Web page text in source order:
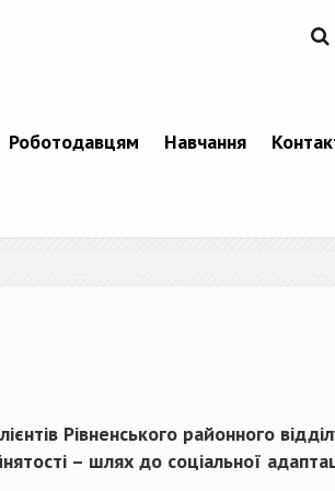
Роботодавцям Навчання
Рівненського районного
– шлях до соціальної